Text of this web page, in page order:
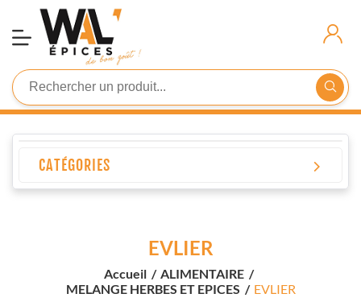
Connexion
CATÉGORIES
EVLIER
Accueil / ALIMENTAIRE /
MELANGE HERBES ET EPICES / EVLIER